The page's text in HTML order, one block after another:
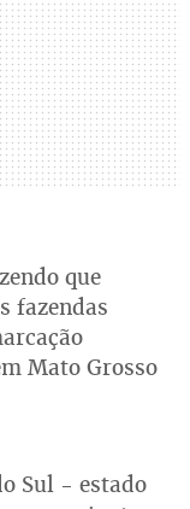
que
fazendas
Mato Grosso
Sul - estado